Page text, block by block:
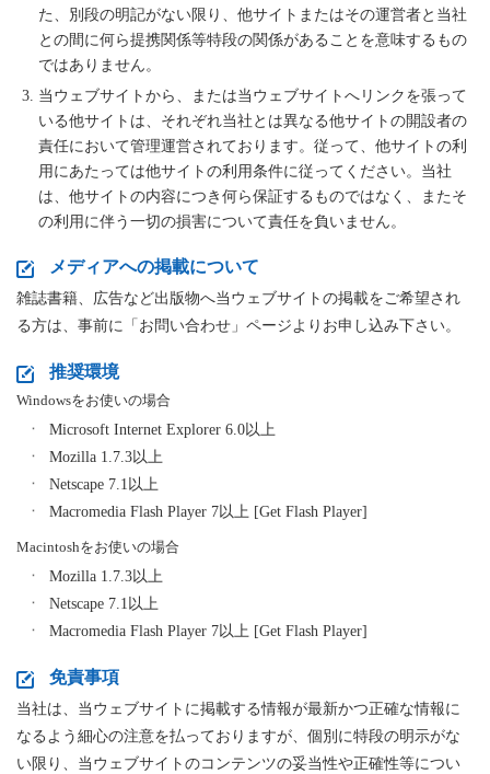
た、別段の明記がない限り、他サイトまたはその運営者と当社
との間に何ら提携関係等特段の関係があることを意味するもの
ではありません。
当ウェブサイトから、または当ウェブサイトへリンクを張って
いる他サイトは、それぞれ当社とは異なる他サイトの開設者の
責任において管理運営されております。従って、他サイトの利
用にあたっては他サイトの利用条件に従ってください。当社
は、他サイトの内容につき何ら保証するものではなく、またそ
の利用に伴う一切の損害について責任を負いません。
メディアへの掲載について
雑誌書籍、広告など出版物へ当ウェブサイトの掲載をご希望され
る方は、事前に「お問い合わせ」ページよりお申し込み下さい。
推奨環境
Windowsをお使いの場合
Microsoft Internet Explorer 6.0以上
Mozilla 1.7.3以上
Netscape 7.1以上
Macromedia Flash Player 7以上 [Get Flash Player]
Macintoshをお使いの場合
Mozilla 1.7.3以上
Netscape 7.1以上
Macromedia Flash Player 7以上 [Get Flash Player]
免責事項
当社は、当ウェブサイトに掲載する情報が最新かつ正確な情報に
なるよう細心の注意を払っておりますが、個別に特段の明示がな
い限り、当ウェブサイトのコンテンツの妥当性や正確性等につい